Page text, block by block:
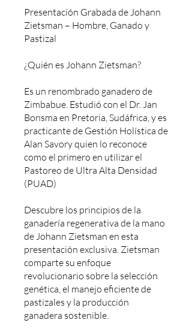
Presentación Grabada de Johann
Zietsman – Hombre, Ganado y
Pastizal
¿Quién es Johann Zietsman?
Es un renombrado ganadero de
Zimbabue. Estudió con el Dr. Jan
Bonsma en Pretoria, Sudáfrica, y es
practicante de Gestión Holística de
Alan Savory quien lo reconoce
como el primero en utilizar el
Pastoreo de Ultra Alta Densidad
(PUAD)
Descubre los principios de la
ganadería regenerativa de la mano
de Johann Zietsman en esta
presentación exclusiva. Zietsman
comparte su enfoque
revolucionario sobre la selección
genética, el manejo eficiente de
pastizales y la producción
ganadera sostenible.